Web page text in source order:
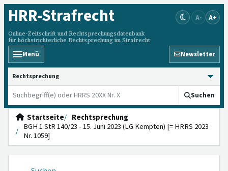
HRR-Strafrecht
Online-Zeitschrift und Rechtsprechungsdatenbank
für höchstrichterliche Rechtsprechung im Strafrecht
A- A+
Menü Newsletter
HRRS durchsuchen
Suchen
Startseite
Rechtsprechung
BGH 1 StR 140/23 - 15. Juni 2023 (LG Kempten) [= HRRS 2023
Nr. 1059]